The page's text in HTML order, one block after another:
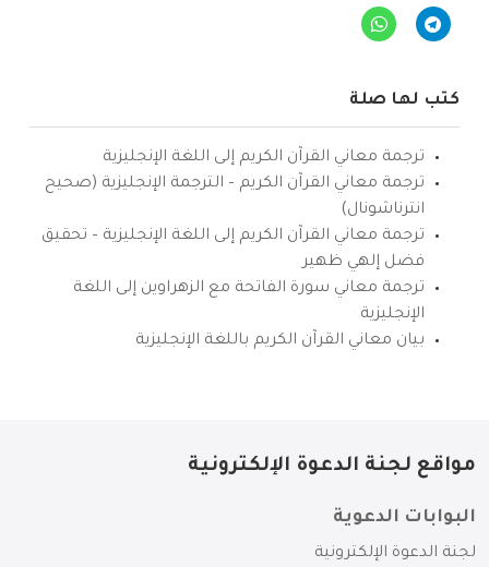
كتب لها صلة
ترجمة معاني القرآن الكريم إلى اللغة الإنجليزية
ترجمة معاني القرآن الكريم – الترجمة الإنجليزية (صحيح
انترناشونال)
ترجمة معاني القرآن الكريم إلى اللغة الإنجليزية – تحقيق
فضل إلهي ظهير
ترجمة معاني سورة الفاتحة مع الزهراوين إلى اللغة
الإنجليزية
بيان معاني القرآن الكريم باللغة الإنجليزية
مواقع لجنة الدعوة الإلكترونية
البوابات الدعوية
لجنة الدعوة الإلكترونية